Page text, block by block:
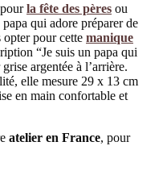
la fête des pères ou
qui adore préparer de
opter pour cette manique
“Je suis un papa qui
argentée à l’arrière.
elle mesure 29 x 13 cm
en main confortable et
atelier en France, pour